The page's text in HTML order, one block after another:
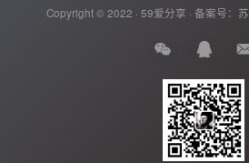
Copyright © 2022 · 59爱分享 · 备案号：